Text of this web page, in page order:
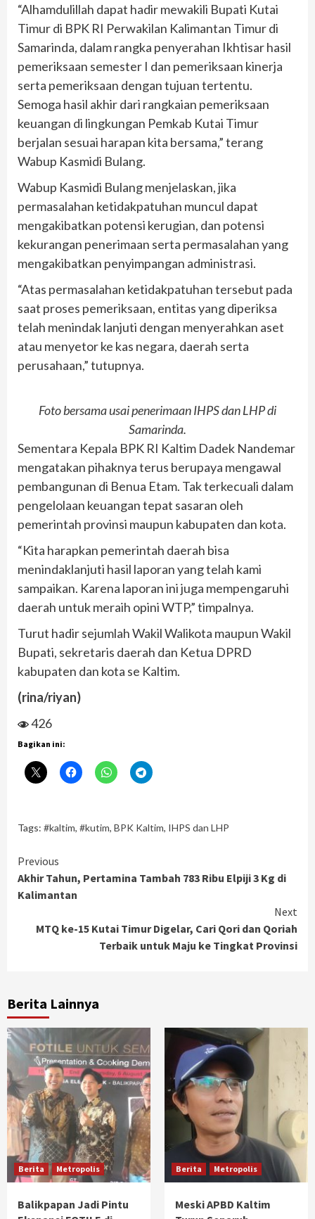
“Alhamdulillah dapat hadir mewakili Bupati Kutai
Timur di BPK RI Perwakilan Kalimantan Timur di
Samarinda, dalam rangka penyerahan Ikhtisar hasil
pemeriksaan semester I dan pemeriksaan kinerja
serta pemeriksaan dengan tujuan tertentu.
Semoga hasil akhir dari rangkaian pemeriksaan
keuangan di lingkungan Pemkab Kutai Timur
berjalan sesuai harapan kita bersama,” terang
Wabup Kasmidi Bulang.
Wabup Kasmidi Bulang menjelaskan, jika
permasalahan ketidakpatuhan muncul dapat
mengakibatkan potensi kerugian, dan potensi
kekurangan penerimaan serta permasalahan yang
mengakibatkan penyimpangan administrasi.
“Atas permasalahan ketidakpatuhan tersebut pada
saat proses pemeriksaan, entitas yang diperiksa
telah menindak lanjuti dengan menyerahkan aset
atau menyetor ke kas negara, daerah serta
perusahaan,” tutupnya.
Foto bersama usai penerimaan IHPS dan LHP di
Samarinda.
Sementara Kepala BPK RI Kaltim Dadek Nandemar
mengatakan pihaknya terus berupaya mengawal
pembangunan di Benua Etam. Tak terkecuali dalam
pengelolaan keuangan tepat sasaran oleh
pemerintah provinsi maupun kabupaten dan kota.
“Kita harapkan pemerintah daerah bisa
menindaklanjuti hasil laporan yang telah kami
sampaikan. Karena laporan ini juga mempengaruhi
daerah untuk meraih opini WTP,” timpalnya.
Turut hadir sejumlah Wakil Walikota maupun Wakil
Bupati, sekretaris daerah dan Ketua DPRD
kabupaten dan kota se Kaltim.
(rina/riyan)
426
Bagikan ini:
Tags: #kaltim, #kutim, BPK Kaltim, IHPS dan LHP
Continue
Reading
Previous
Akhir Tahun, Pertamina Tambah 783 Ribu Elpiji 3 Kg di
Kalimantan
Next
MTQ ke-15 Kutai Timur Digelar, Cari Qori dan Qoriah
Terbaik untuk Maju ke Tingkat Provinsi
Berita Lainnya
Berita Metropolis
Balikpapan Jadi Pintu
Berita Metropolis
Meski APBD Kaltim